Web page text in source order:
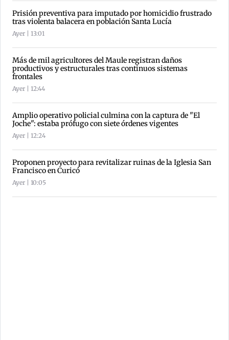
Prisión preventiva para imputado por homicidio frustrado
tras violenta balacera en población Santa Lucía
Ayer | 13:01
Más de mil agricultores del Maule registran daños
productivos y estructurales tras continuos sistemas
frontales
Ayer | 12:44
Amplio operativo policial culmina con la captura de "El
Joche": estaba prófugo con siete órdenes vigentes
Ayer | 12:24
Proponen proyecto para revitalizar ruinas de la Iglesia San
Francisco en Curicó
Ayer | 10:05